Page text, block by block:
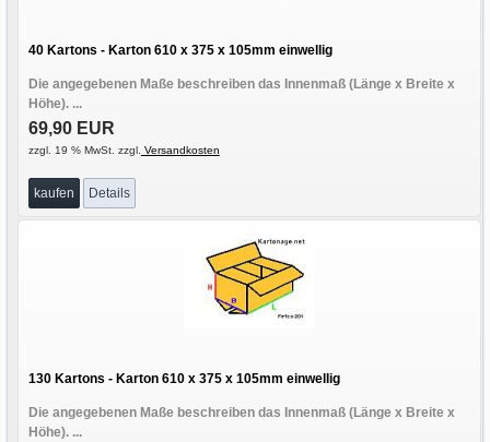
40 Kartons - Karton 610 x 375 x 105mm einwellig
Die angegebenen Maße beschreiben das Innenmaß (Länge x Breite x
Höhe). ...
69,90 EUR
zzgl. 19 % MwSt. zzgl. Versandkosten
kaufen Details
130 Kartons - Karton 610 x 375 x 105mm einwellig
Die angegebenen Maße beschreiben das Innenmaß (Länge x Breite x
Höhe). ...